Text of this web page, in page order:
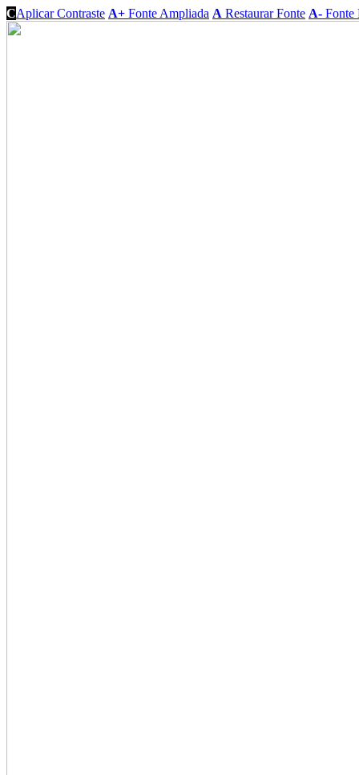
CAplicar Contraste A+ Fonte Ampliada A Restaurar Fonte A- Fonte